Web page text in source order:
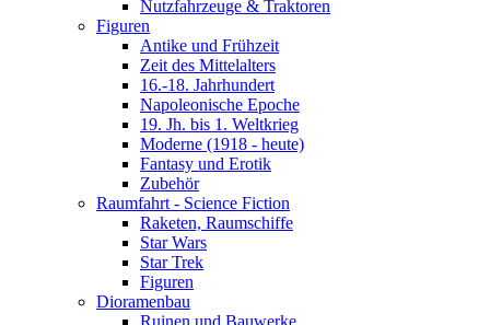
Nutzfahrzeuge & Traktoren
Figuren
Antike und Frühzeit
Zeit des Mittelalters
16.-18. Jahrhundert
Napoleonische Epoche
19. Jh. bis 1. Weltkrieg
Moderne (1918 - heute)
Fantasy und Erotik
Zubehör
Raumfahrt - Science Fiction
Raketen, Raumschiffe
Star Wars
Star Trek
Figuren
Dioramenbau
Ruinen und Bauwerke